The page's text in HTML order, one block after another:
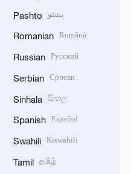
Pashto پښتو
Romanian Română
Russian Русский
Serbian Српски
Sinhala සිංහල
Spanish Español
Swahili Kiswahili
Tamil தமிழ்